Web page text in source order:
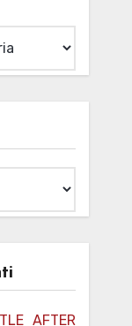
AFTER